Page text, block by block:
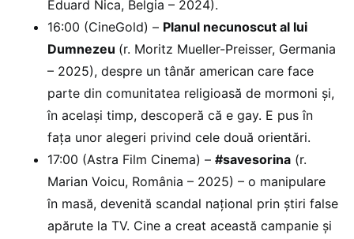
Eduard Nica, Belgia – 2024).
16:00 (CineGold) – Planul necunoscut al lui
Dumnezeu (r. Moritz Mueller-Preisser, Germania
– 2025), despre un tânăr american care face
parte din comunitatea religioasă de mormoni și,
în același timp, descoperă că e gay. E pus în
fața unor alegeri privind cele două orientări.
17:00 (Astra Film Cinema) – #savesorina (r.
Marian Voicu, România – 2025) – o manipulare
în masă, devenită scandal național prin știri false
apărute la TV. Cine a creat această campanie și